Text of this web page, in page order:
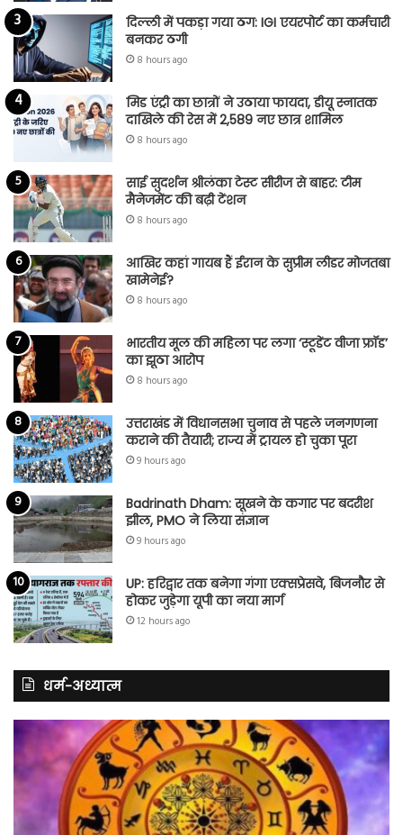
दिल्ली में पकड़ा गया ठग: IGI एयरपोर्ट का कर्मचारी
बनकर ठगी
8 hours ago
मिड एंट्री का छात्रों ने उठाया फायदा, डीयू स्नातक
दाखिले की रेस में 2,589 नए छात्र शामिल
8 hours ago
साई सुदर्शन श्रीलंका टेस्ट सीरीज से बाहर: टीम
मैनेजमेंट की बढ़ी टेंशन
8 hours ago
आखिर कहां गायब हैं ईरान के सुप्रीम लीडर मोजतबा
खामेनेई?
8 hours ago
भारतीय मूल की महिला पर लगा ‘स्टूडेंट वीजा फ्रॉड’
का झूठा आरोप
8 hours ago
उत्तराखंड में विधानसभा चुनाव से पहले जनगणना
कराने की तैयारी; राज्य में ट्रायल हो चुका पूरा
9 hours ago
Badrinath Dham: सूखने के कगार पर बदरीश
झील, PMO ने लिया संज्ञान
9 hours ago
UP: हरिद्वार तक बनेगा गंगा एक्सप्रेसवे, बिजनौर से
होकर जुड़ेगा यूपी का नया मार्ग
12 hours ago
धर्म-अध्यात्म